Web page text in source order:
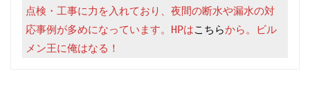
点検・工事に力を入れており、夜間の断水や漏水の対
応事例が多めになっています。HPはこちらから。ビル
メン王に俺はなる！